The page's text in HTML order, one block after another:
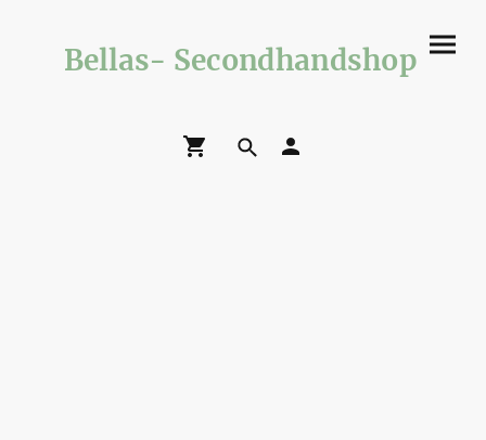
Bellas- Secondhandshop